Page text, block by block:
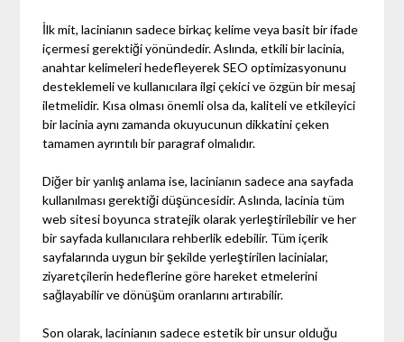
İlk mit, lacinianın sadece birkaç kelime veya basit bir ifade
içermesi gerektiği yönündedir. Aslında, etkili bir lacinia,
anahtar kelimeleri hedefleyerek SEO optimizasyonunu
desteklemeli ve kullanıcılara ilgi çekici ve özgün bir mesaj
iletmelidir. Kısa olması önemli olsa da, kaliteli ve etkileyici
bir lacinia aynı zamanda okuyucunun dikkatini çeken
tamamen ayrıntılı bir paragraf olmalıdır.
Diğer bir yanlış anlama ise, lacinianın sadece ana sayfada
kullanılması gerektiği düşüncesidir. Aslında, lacinia tüm
web sitesi boyunca stratejik olarak yerleştirilebilir ve her
bir sayfada kullanıcılara rehberlik edebilir. Tüm içerik
sayfalarında uygun bir şekilde yerleştirilen lacinialar,
ziyaretçilerin hedeflerine göre hareket etmelerini
sağlayabilir ve dönüşüm oranlarını artırabilir.
Son olarak, lacinianın sadece estetik bir unsur olduğu